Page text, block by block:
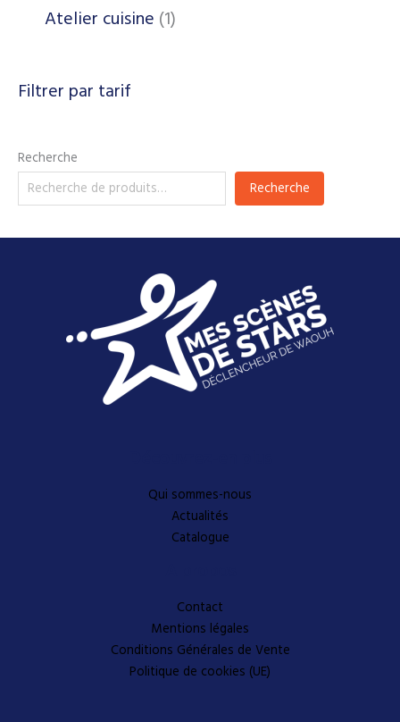
Atelier cuisine 1
Filtrer par tarif
Recherche
Recherche
Qui sommes-nous
Actualités
Catalogue
Contact
Mentions légales
Conditions Générales de Vente
Politique de cookies (UE)